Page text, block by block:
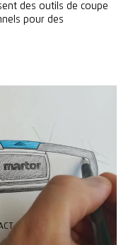
des outils de coupe
pour des
?
VOUS